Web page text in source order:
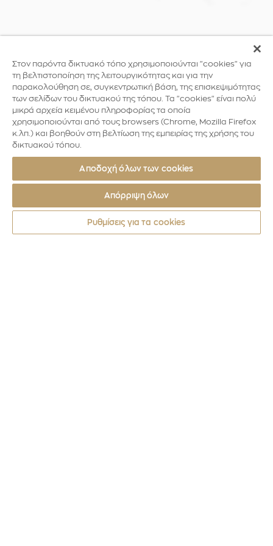
Στον παρόντα δικτυακό τόπο χρησιμοποιούνται "cookies" για
τη βελτιστοποίηση της λειτουργικότητας και για την
παρακολούθηση σε, συγκεντρωτική βάση, της επισκεψιμότητας
των σελίδων του δικτυακού της τόπου. Τα "cookies" είναι πολύ
μικρά αρχεία κειμένου πληροφορίας τα οποία
χρησιμοποιούνται από τους browsers (Chrome, Mozilla Firefox
κ.λπ.) και βοηθούν στη βελτίωση της εμπειρίας της χρήσης του
δικτυακού τόπου.
Αποδοχή όλων των cookies
Απόρριψη όλων
Ρυθμίσεις για τα cookies